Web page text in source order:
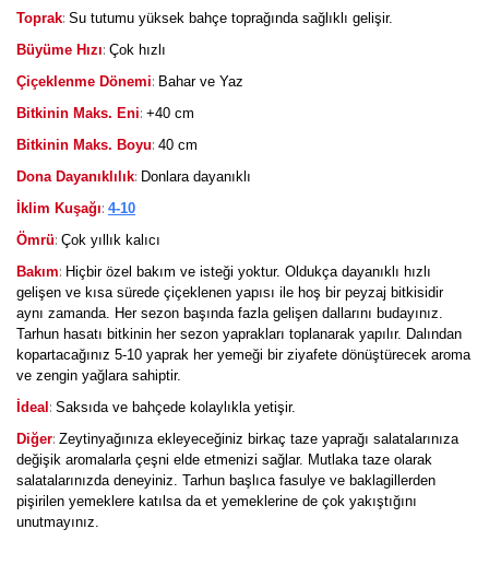
Toprak: Su tutumu yüksek bahçe toprağında sağlıklı gelişir.
Büyüme Hızı: Çok hızlı
Çiçeklenme Dönemi: Bahar ve Yaz
Bitkinin Maks. Eni: +40 cm
Bitkinin Maks. Boyu: 40 cm
Dona Dayanıklılık: Donlara dayanıklı
İklim Kuşağı: 4-10
Ömrü: Çok yıllık kalıcı
Bakım: Hiçbir özel bakım ve isteği yoktur. Oldukça dayanıklı hızlı
gelişen ve kısa sürede çiçeklenen yapısı ile hoş bir peyzaj bitkisidir
aynı zamanda. Her sezon başında fazla gelişen dallarını budayınız.
Tarhun hasatı bitkinin her sezon yaprakları toplanarak yapılır. Dalından
kopartacağınız 5-10 yaprak her yemeği bir ziyafete dönüştürecek aroma
ve zengin yağlara sahiptir.
İdeal : Saksıda ve bahçede kolaylıkla yetişir.
Diğer: Zeytinyağınıza ekleyeceğiniz birkaç taze yaprağı salatalarınıza
değişik aromalarla çeşni elde etmenizi sağlar. Mutlaka taze olarak
salatalarınızda deneyiniz. Tarhun başlıca fasulye ve baklagillerden
pişirilen yemeklere katılsa da et yemeklerine de çok yakıştığını
unutmayınız.